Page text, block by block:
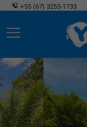
+55 (67) 3255-1733